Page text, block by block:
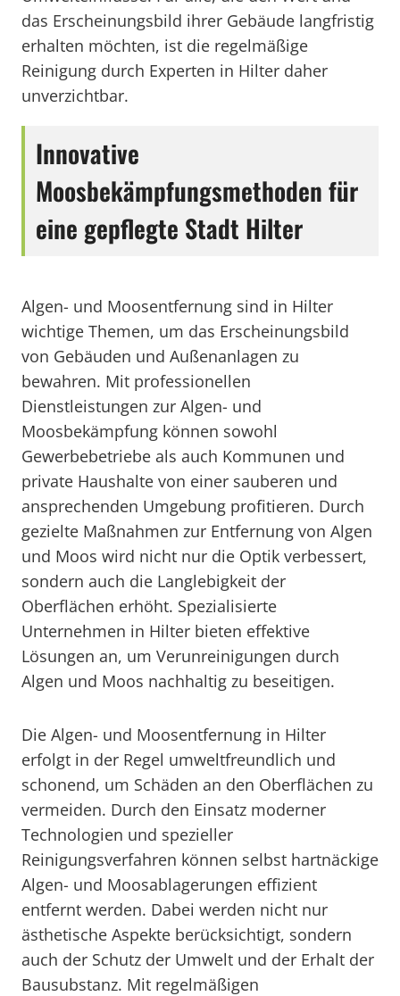
das Erscheinungsbild ihrer Gebäude langfristig
erhalten möchten, ist die regelmäßige
Reinigung durch Experten in Hilter daher
unverzichtbar.
Innovative
Moosbekämpfungsmethoden für
eine gepflegte Stadt Hilter
Algen- und Moosentfernung sind in Hilter
wichtige Themen, um das Erscheinungsbild
von Gebäuden und Außenanlagen zu
bewahren. Mit professionellen
Dienstleistungen zur Algen- und
Moosbekämpfung können sowohl
Gewerbebetriebe als auch Kommunen und
private Haushalte von einer sauberen und
ansprechenden Umgebung profitieren. Durch
gezielte Maßnahmen zur Entfernung von Algen
und Moos wird nicht nur die Optik verbessert,
sondern auch die Langlebigkeit der
Oberflächen erhöht. Spezialisierte
Unternehmen in Hilter bieten effektive
Lösungen an, um Verunreinigungen durch
Algen und Moos nachhaltig zu beseitigen.
Die Algen- und Moosentfernung in Hilter
erfolgt in der Regel umweltfreundlich und
schonend, um Schäden an den Oberflächen zu
vermeiden. Durch den Einsatz moderner
Technologien und spezieller
Reinigungsverfahren können selbst hartnäckige
Algen- und Moosablagerungen effizient
entfernt werden. Dabei werden nicht nur
ästhetische Aspekte berücksichtigt, sondern
auch der Schutz der Umwelt und der Erhalt der
Bausubstanz. Mit regelmäßigen